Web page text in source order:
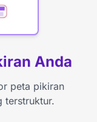
Anda
peta pikiran
terstruktur.